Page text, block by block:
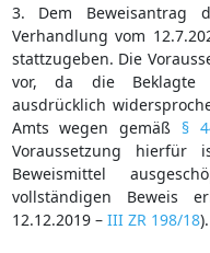
3. Dem Beweisantrag
Verhandlung vom
stattzugeben. Die
vor, da die Beklagte
ausdrücklich
Amts wegen gemäß §
Voraussetzung hierfür
Beweismittel
vollständigen Beweis
12.12.2019 – III ZR 198/18).